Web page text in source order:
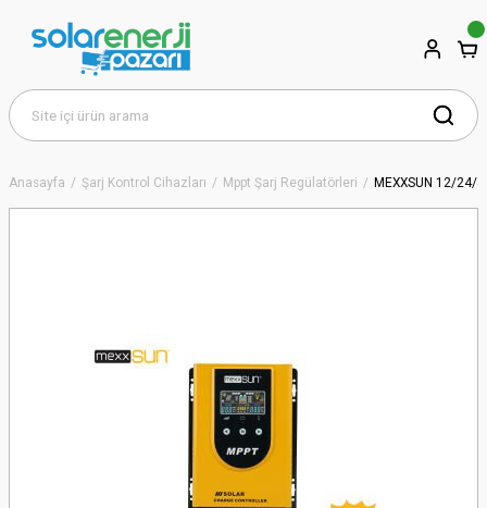
Anasayfa Şarj Kontrol Cihazları Mppt Şarj Regülatörleri MEXXSUN 12/24/